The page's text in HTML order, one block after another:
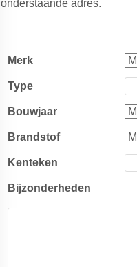
onderstaande adres.
Merk
Type
Bouwjaar
Brandstof
Kenteken
Bijzonderheden